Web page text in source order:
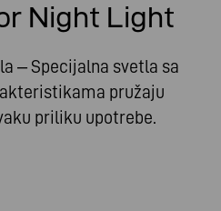
Night Light
– Specijalna svetla sa
pružaju
priliku upotrebe.